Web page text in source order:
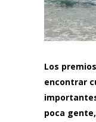
Los
encontrar
poca